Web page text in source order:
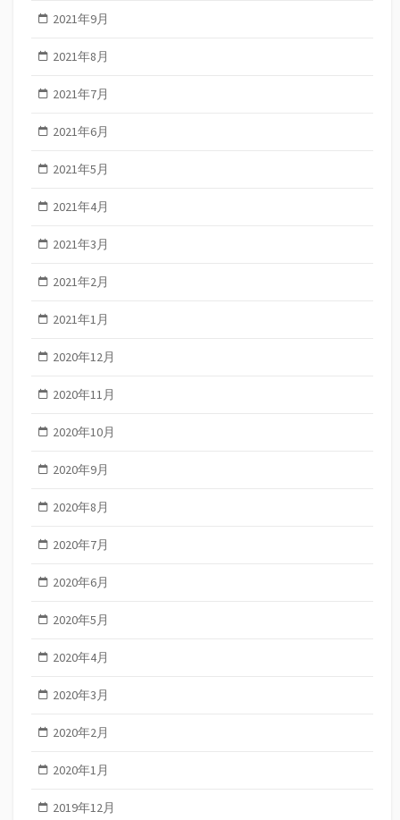
2021年9月
2021年8月
2021年7月
2021年6月
2021年5月
2021年4月
2021年3月
2021年2月
2021年1月
2020年12月
2020年11月
2020年10月
2020年9月
2020年8月
2020年7月
2020年6月
2020年5月
2020年4月
2020年3月
2020年2月
2020年1月
2019年12月